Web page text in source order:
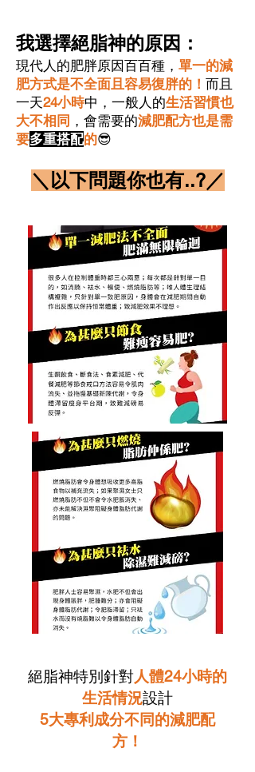
我選擇絕脂神的原因：
現代人的肥胖原因百百種， 單一的減
肥方式是不全面且容易復胖的！ 而且
一天24小時中，一般人的生活習慣也
大不相同 ，會需要的減肥配方也是需
要多重搭配的😎
＼以下問題你也有..?／
絕脂神特別針對人體24小時的
生活情況設計
5大專利成分不同的減肥配
方！